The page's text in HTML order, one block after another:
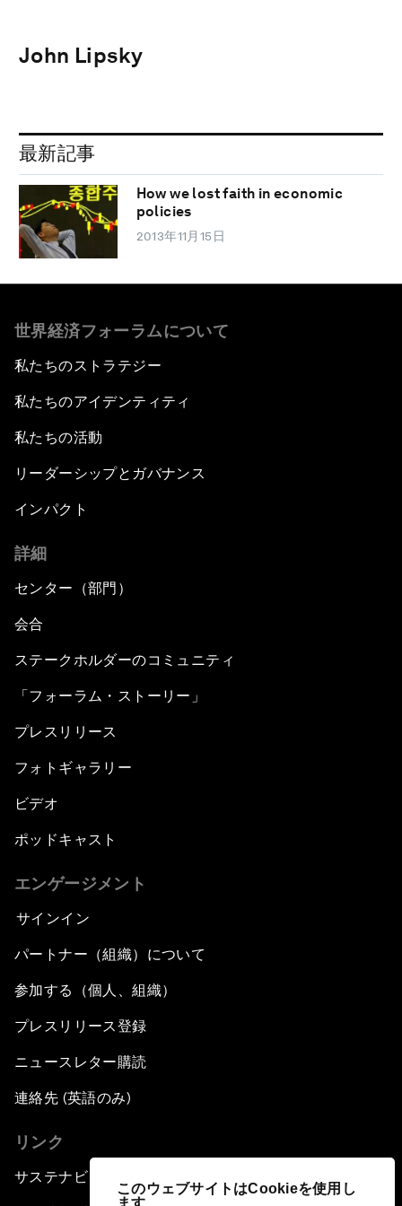
このウェブサイトはCookieを使用し
ます
John Lipsky
最新記事
How we lost faith in economic
policies
2013年11月15日
世界経済フォーラムについて
私たちのストラテジー
私たちのアイデンティティ
私たちの活動
リーダーシップとガバナンス
インパクト
詳細
センター（部門）
会合
ステークホルダーのコミュニティ
「フォーラム・ストーリー」
プレスリリース
フォトギャラリー
ビデオ
ポッドキャスト
エンゲージメント
サインイン
パートナー（組織）について
参加する（個人、組織）
プレスリリース登録
ニュースレター購読
連絡先 (英語のみ)
リンク
サステナビリティへの取り組み